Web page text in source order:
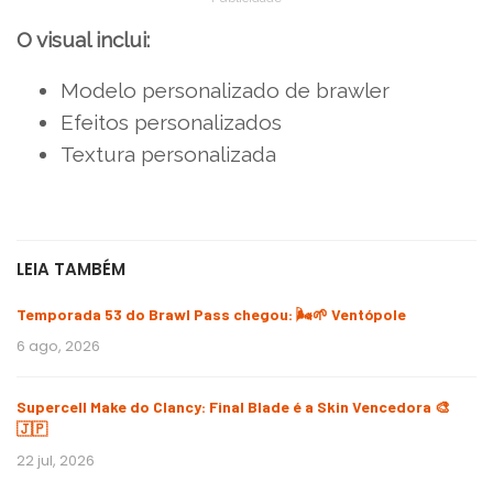
O visual inclui:
Modelo personalizado de brawler
Efeitos personalizados
Textura personalizada
LEIA TAMBÉM
Temporada 53 do Brawl Pass chegou: 🌬️🌱 Ventópole
6 ago, 2026
Supercell Make do Clancy: Final Blade é a Skin Vencedora 🎨
🇯🇵
22 jul, 2026